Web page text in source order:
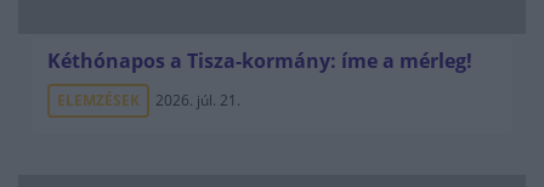
Kéthónapos a Tisza-kormány: íme a mérleg!
ELEMZÉSEK 2026. júl. 21.